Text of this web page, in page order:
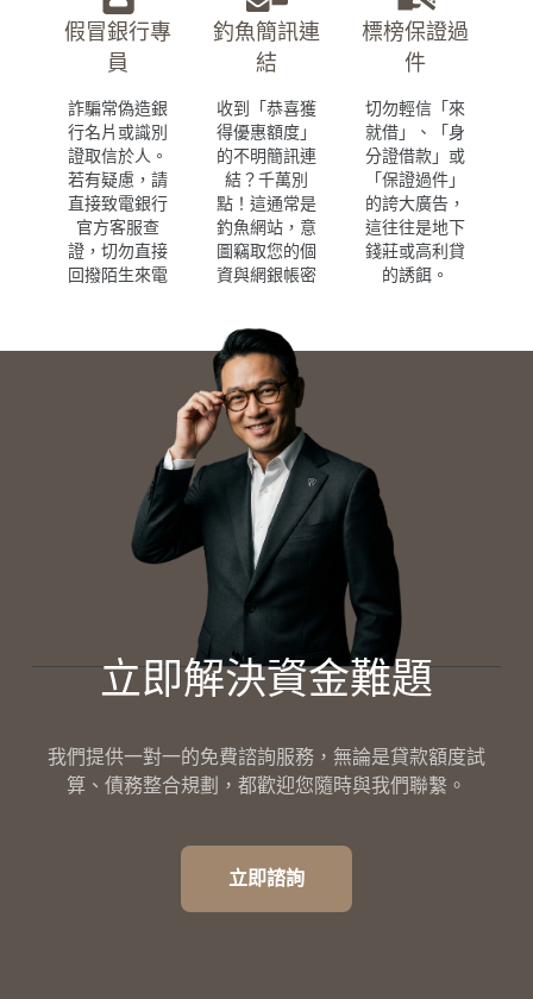
假冒銀行專
員
詐騙常偽造銀
行名片或識別
證取信於人。
若有疑慮，請
直接致電銀行
官方客服查
證，切勿直接
回撥陌生來電
釣魚簡訊連
結
收到「恭喜獲
得優惠額度」
的不明簡訊連
結？千萬別
點！這通常是
釣魚網站，意
圖竊取您的個
資與網銀帳密
標榜保證過
件
切勿輕信「來
就借」、「身
分證借款」或
「保證過件」
的誇大廣告，
這往往是地下
錢莊或高利貸
的誘餌。
立即解決資金難題
我們提供一對一的免費諮詢服務，無論是貸款額度試
算、債務整合規劃，都歡迎您隨時與我們聯繫。
立即諮詢